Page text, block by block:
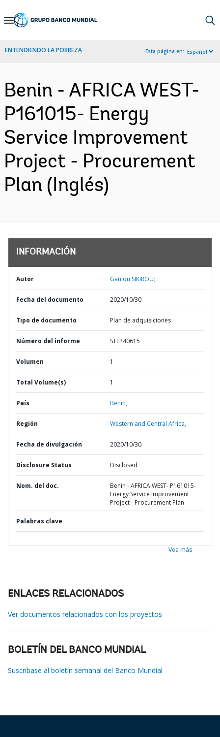
Skip
Navigation
ENTENDIENDO LA POBREZA Esta página en: Español
Benin - AFRICA WEST-
P161015- Energy
Service Improvement
Project - Procurement
Plan (Inglés)
INFORMACIÓN
Autor Ganiou SIKIROU;
Fecha del documento 2020/10/30
Tipo de documento Plan de adquisiciones
Número del informe STEP40615
Volumen 1
Total Volume(s) 1
País Benin,
Región Western and Central Africa,
Fecha de divulgación 2020/10/30
Disclosure Status Disclosed
Nom. del doc.
Benin - AFRICA WEST- P161015-
Energy Service Improvement
Project - Procurement Plan
Palabras clave
Vea más
ENLACES RELACIONADOS
Ver documentos relacionados con los proyectos
BOLETÍN DEL BANCO MUNDIAL
Suscríbase al boletín semanal del Banco Mundial